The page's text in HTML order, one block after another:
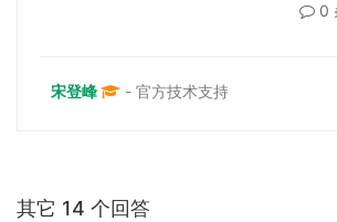
0
宋登峰 - 官方技术支持
其它 14 个回答